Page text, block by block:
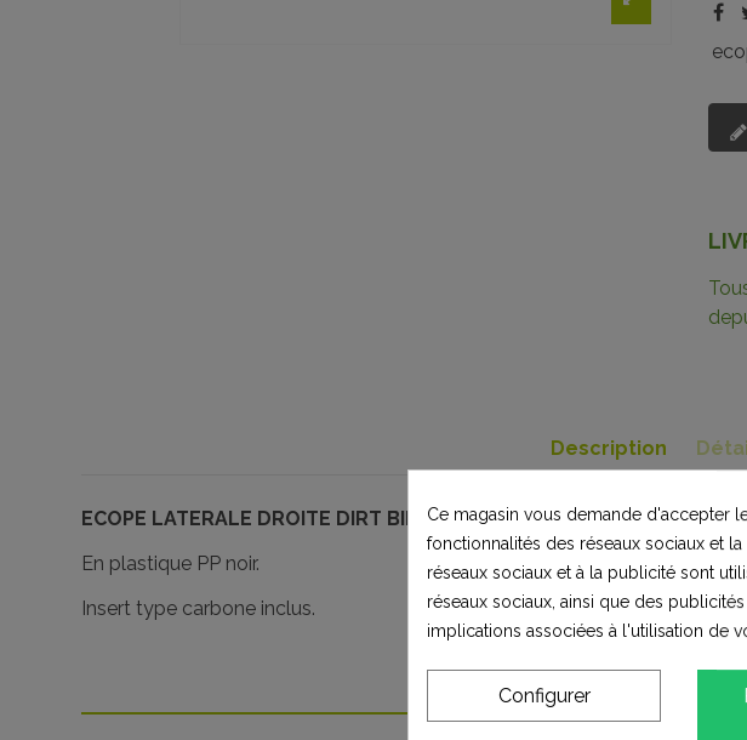
Description
ECOPE LATERALE DROITE DIRT BIKE TOX 1100W 1300W
En plastique PP noir.
Insert type carbone inclus.
Les clients qui ont
Ce magasin vous demande d'accepter
fonctionnalités des réseaux sociaux et
réseaux sociaux et à la publicité sont
réseaux sociaux, ainsi que des
implications associées à l'utilisation de
Configurer